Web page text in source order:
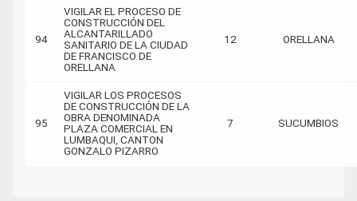
94
VIGILAR EL PROCESO DE
CONSTRUCCIÓN DEL
ALCANTARILLADO
SANITARIO DE LA CIUDAD
DE FRANCISCO DE
ORELLANA
12 ORELLANA
95
VIGILAR LOS PROCESOS
DE CONSTRUCCIÓN DE LA
OBRA DENOMINADA
PLAZA COMERCIAL EN
LUMBAQUI, CANTON
GONZALO PIZARRO
7 SUCUMBIOS